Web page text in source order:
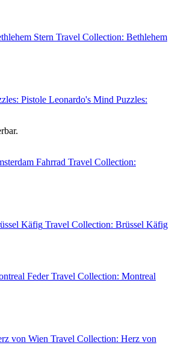
Travel Collection: Bethlehem
Leonardo's Mind Puzzles:
Travel Collection:
Travel Collection: Brüssel Käfig
Travel Collection: Montreal
Travel Collection: Herz von